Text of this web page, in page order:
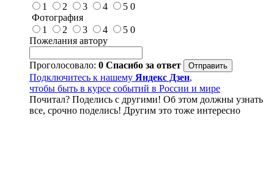
1
2 3 4 5 0
Фотография
1
2 3 4 5 0
Пожелания автору
Проголосовало: 0 Спасибо за ответ
Подключитесь к нашему Яндекс Дзен,
чтобы быть в курсе событий в России и мире
Почитал? Поделись с другими! Об этом должны узнать
все, срочно поделись! Другим это тоже интересно